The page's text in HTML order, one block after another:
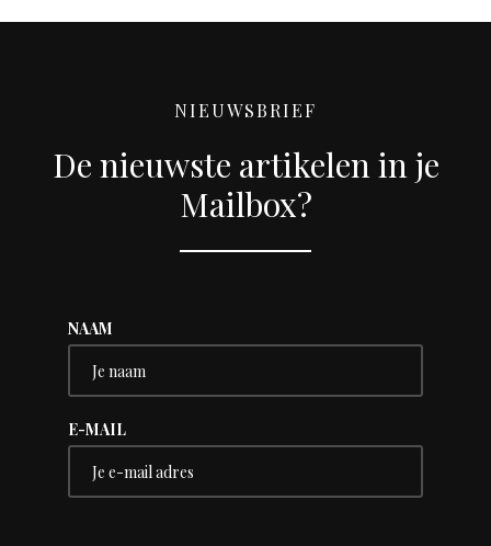
NIEUWSBRIEF
De nieuwste artikelen in je
Mailbox?
NAAM
E-MAIL